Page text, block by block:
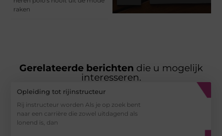
raken
Gerelateerde berichten die u mogelijk
interesseren.
Opleiding tot rijinstructeur
Rij instructeur worden Als je op zoek bent
naar een carrière die zowel uitdagend als
lonend is, dan